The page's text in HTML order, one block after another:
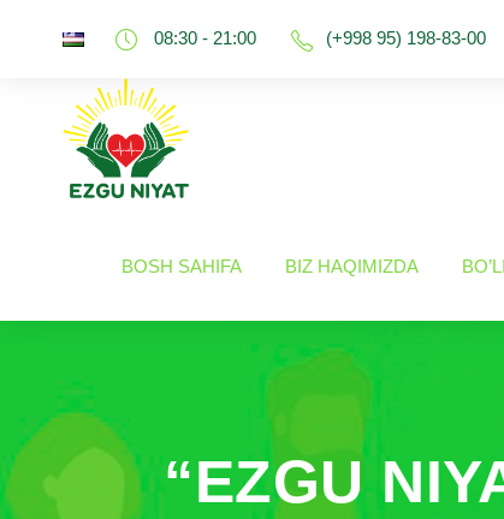
08:30 - 21:00 (+998 95) 198-83-00
BOSH SAHIFA BIZ HAQIMIZDA
“EZGU